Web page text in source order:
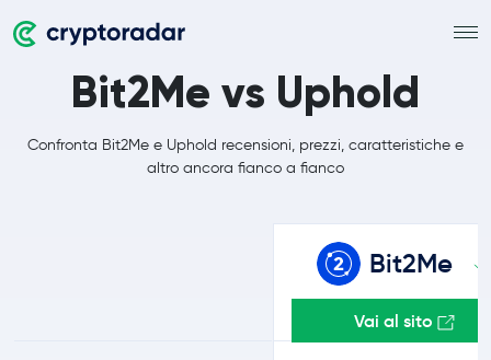
Bit2Me vs Uphold
Confronta Bit2Me e Uphold recensioni, prezzi, caratteristiche e
altro ancora fianco a fianco
Bit2Me
Vai al sito